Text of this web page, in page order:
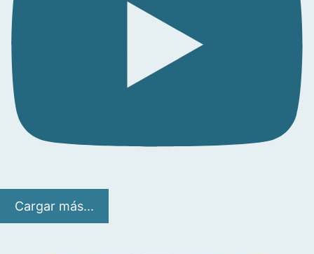
Cargar más...